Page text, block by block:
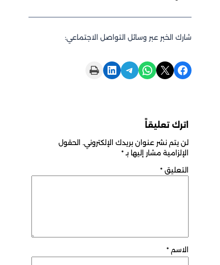
شارك الخبر عبر وسائل التواصل الاجتماعي:
Share on Facebook
Share on X
Share on WhatsApp
Share on Telegram
Share on LinkedIn
Print this Page
اترك تعليقاً
لن يتم نشر عنوان بريدك الإلكتروني. الحقول
الإلزامية مشار إليها بـ*
التعليق *
الاسم *